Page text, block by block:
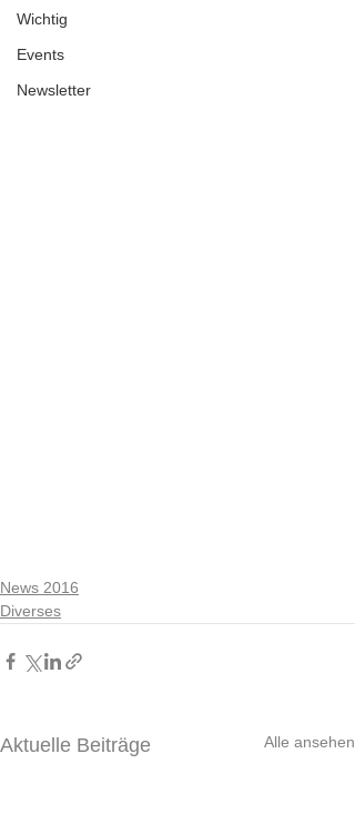
Wichtig
Events
Newsletter
News 2016
Diverses
Aktuelle Beiträge Alle ansehen